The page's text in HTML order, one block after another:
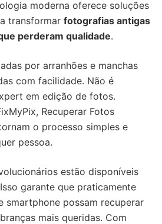
moderna oferece soluções
transformar fotografias antigas
perderam qualidade.
por arranhões e manchas
com facilidade. Não é
em edição de fotos.
Recuperar Fotos
o processo simples e
pessoa.
estão disponíveis
garante que praticamente
smartphone possam recuperar
mais queridas. Com